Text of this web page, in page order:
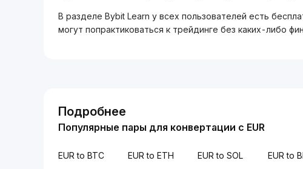
В разделе Bybit Learn у всех пользователей есть
могут попрактиковаться к трейдинге без каких-либо
Подробнее
Популярные пары для конвертации с EUR
EUR to BTC EUR to ETH EUR to SOL EUR to